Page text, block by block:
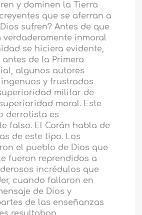
y dominen la Tierra
que se aferran a
sufren? Antes de que
inmoral
se hiciera evidente,
de la Primera
algunos autores
y frustrados
militar de
moral. Este
derrotista es
falso. El Corán habla de
de este tipo. Los
el pueblo de Dios que
fueron reprendidos a
incrédulos que
cuando fallaron en
de Dios y
de las enseñanzas